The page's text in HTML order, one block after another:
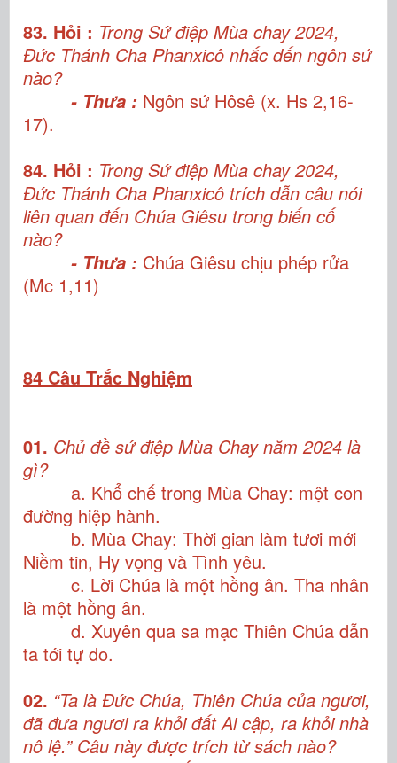
83. Hỏi : Trong Sứ điệp Mùa chay 2024,
Đức Thánh Cha Phanxicô nhắc đến ngôn sứ
nào?
- Thưa : Ngôn sứ Hôsê (x. Hs 2,16-
17).
84. Hỏi : Trong Sứ điệp Mùa chay 2024,
Đức Thánh Cha Phanxicô trích dẫn câu nói
liên quan đến Chúa Giêsu trong biến cố
nào?
- Thưa : Chúa Giêsu chịu phép rửa
(Mc 1,11)
84 Câu Trắc Nghiệm
01. Chủ đề sứ điệp Mùa Chay năm 2024 là
gì?
a. Khổ chế trong Mùa Chay: một con
đường hiệp hành.
b. Mùa Chay: Thời gian làm tươi mới
Niềm tin, Hy vọng và Tình yêu.
c. Lời Chúa là một hồng ân. Tha nhân
là một hồng ân.
d. Xuyên qua sa mạc Thiên Chúa dẫn
ta tới tự do.
02. “Ta là Đức Chúa, Thiên Chúa của ngươi,
đã đưa ngươi ra khỏi đất Ai cập, ra khỏi nhà
nô lệ.” Câu này được trích từ sách nào?